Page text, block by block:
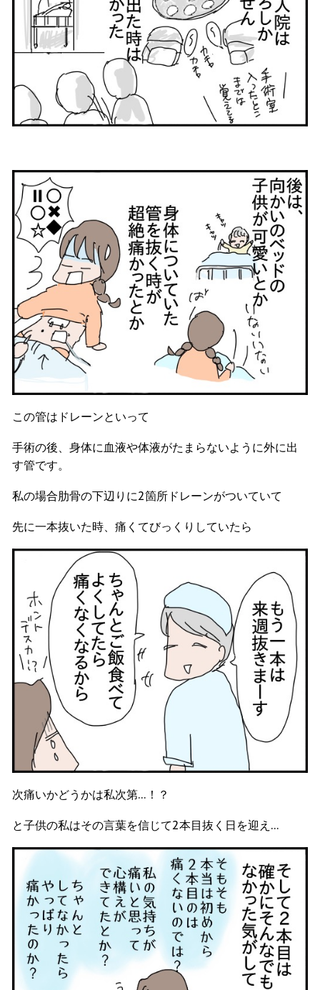
この管はドレーンといって
手術の後、身体に血液や体液がたまらないように外に出
す管です。
私の場合肋骨の下辺りに2箇所ドレーンがついていて
先に一本抜いた時、痛くてびっくりしていたら
次痛いかどうかは私次第…！？
と子供の私はその言葉を信じて2本目抜く日を迎え…